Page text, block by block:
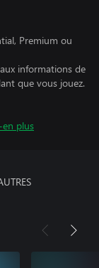
Premium ou
informations de
que vous jouez.
plus